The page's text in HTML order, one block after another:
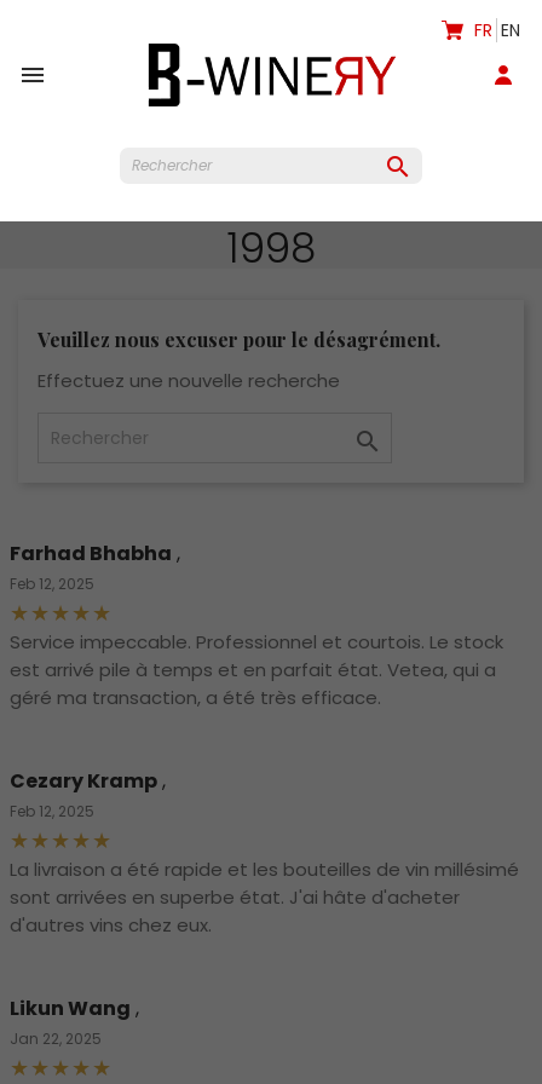

FR EN

1998
Veuillez nous excuser pour le désagrément.
Effectuez une nouvelle recherche

Farhad Bhabha ,
Feb 12, 2025
Service impeccable. Professionnel et courtois. Le stock
est arrivé pile à temps et en parfait état. Vetea, qui a
géré ma transaction, a été très efficace.
Cezary Kramp,
Feb 12, 2025
La livraison a été rapide et les bouteilles de vin millésimé
sont arrivées en superbe état. J'ai hâte d'acheter
d'autres vins chez eux.
Likun Wang ,
Jan 22, 2025